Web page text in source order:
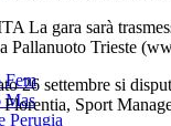
Fem
Mas
Perugia
La gara sarà
Pallanuoto Trieste
26 settembre si
Sport